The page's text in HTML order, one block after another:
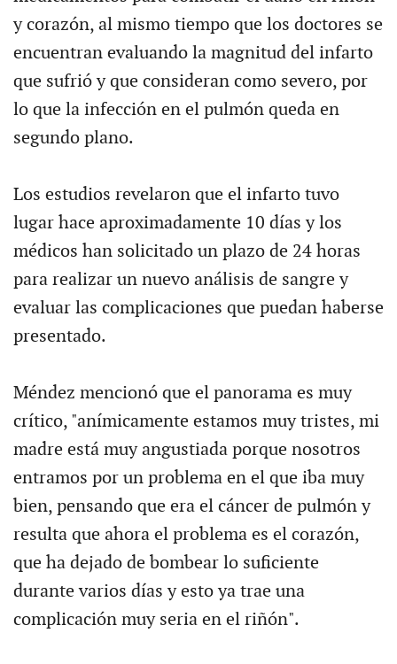
y corazón, al mismo tiempo que los doctores se
encuentran evaluando la magnitud del infarto
que sufrió y que consideran como severo, por
lo que la infección en el pulmón queda en
segundo plano.
Los estudios revelaron que el infarto tuvo
lugar hace aproximadamente 10 días y los
médicos han solicitado un plazo de 24 horas
para realizar un nuevo análisis de sangre y
evaluar las complicaciones que puedan haberse
presentado.
Méndez mencionó que el panorama es muy
crítico, "anímicamente estamos muy tristes, mi
madre está muy angustiada porque nosotros
entramos por un problema en el que iba muy
bien, pensando que era el cáncer de pulmón y
resulta que ahora el problema es el corazón,
que ha dejado de bombear lo suficiente
durante varios días y esto ya trae una
complicación muy seria en el riñón".